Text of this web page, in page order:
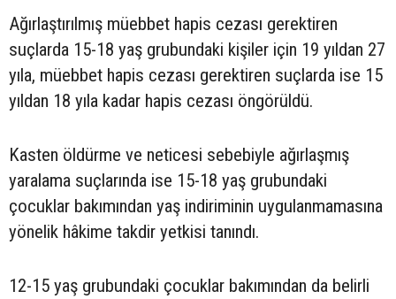
Ağırlaştırılmış müebbet hapis cezası gerektiren
suçlarda 15-18 yaş grubundaki kişiler için 19 yıldan 27
yıla, müebbet hapis cezası gerektiren suçlarda ise 15
yıldan 18 yıla kadar hapis cezası öngörüldü.
Kasten öldürme ve neticesi sebebiyle ağırlaşmış
yaralama suçlarında ise 15-18 yaş grubundaki
çocuklar bakımından yaş indiriminin uygulanmamasına
yönelik hâkime takdir yetkisi tanındı.
12-15 yaş grubundaki çocuklar bakımından da belirli